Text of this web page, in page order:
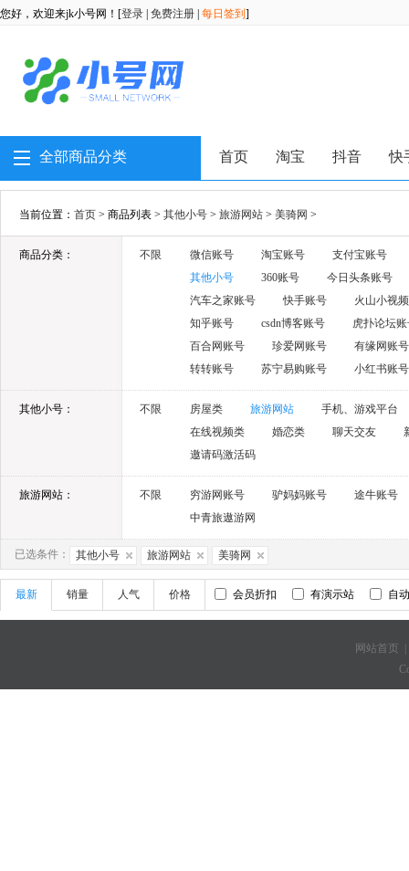
您好，欢迎来jk小号网！[登录 免费注册 每日签到 ]
全部商品分类 首页 淘宝 抖音 快
当前位置： 首页 > 商品列表 > 其他小号 > 旅游网站 > 美骑网 >
商品分类： 不限 微信账号 淘宝账号
支付宝账号
其他小号
360账号
今日头条账号
汽车之家账号
快手账号
火山小视
知乎账号
csdn博客账号
虎扑论坛
百合网账号
珍爱网账号
有缘网账号
转转账号
苏宁易购账号 小红书账号
其他小号： 不限 房屋类 旅游网站
手机、游戏平台
在线视频类
婚恋类 聊天交友
邀请码激活码
旅游网站： 不限 穷游网账号 驴妈妈账号
途牛账号
中青旅遨游网
已选条件： 其他小号 旅游网站 美骑网
最新 销量 人气 价格 会员折扣 有演示站 自
网站首页